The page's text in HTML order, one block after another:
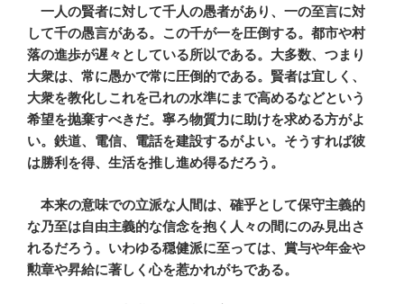
一人の賢者に対して千人の愚者があり、一の至言に対
して千の愚言がある。この千が一を圧倒する。都市や村
落の進歩が遅々としている所以である。大多数、つまり
大衆は、常に愚かで常に圧倒的である。賢者は宜しく、
大衆を教化しこれを己れの水準にまで高めるなどという
希望を抛棄すべきだ。寧ろ物質力に助けを求める方がよ
い。鉄道、電信、電話を建設するがよい。そうすれば彼
は勝利を得、生活を推し進め得るだろう。
本来の意味での立派な人間は、確乎として保守主義的
な乃至は自由主義的な信念を抱く人々の間にのみ見出さ
れるだろう。いわゆる穏健派に至っては、賞与や年金や
勲章や昇給に著しく心を惹かれがちである。